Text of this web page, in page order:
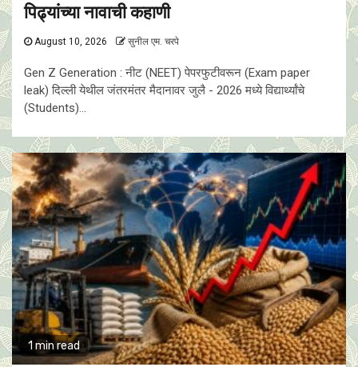
पिढ्यांच्या नावाची कहाणी
August 10, 2026 सुनील एम. चरपे
Gen Z Generation : नीट (NEET) पेपरफुटीवरून (Exam paper
leak) दिल्ली येथील जंतरमंतर मैदानावर जुलै - 2026 मध्ये विद्यार्थ्यांचे
(Students)...
1 min read